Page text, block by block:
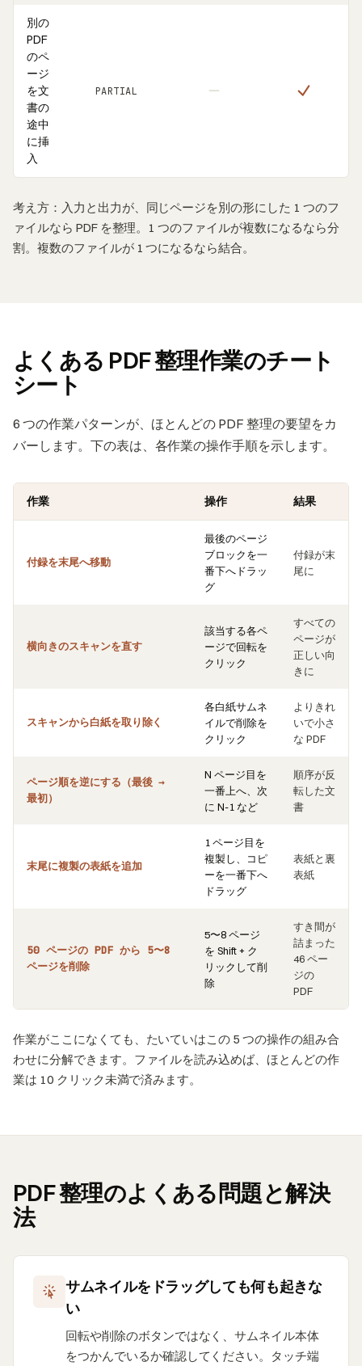
別の
PDF
のペ
ージ
を文
書の
途中
に挿
入
PARTIAL
考え方：入力と出力が、同じページを別の形にした 1 つのフ
ァイルなら PDF を整理。1 つのファイルが複数になるなら分
割。複数のファイルが 1 つになるなら結合。
よくある PDF 整理作業のチート
シート
6 つの作業パターンが、ほとんどの PDF 整理の要望をカ
バーします。下の表は、各作業の操作手順を示します。
作業 操作 結果
付録を末尾へ移動
最後のページ
ブロックを一
番下へドラッ
グ
付録が末
尾に
横向きのスキャンを直す
該当する各ペ
ージで回転を
クリック
すべての
ページが
正しい向
きに
スキャンから白紙を取り除く
各白紙サムネ
イルで削除を
クリック
よりきれ
いで小さ
な PDF
ページ順を逆にする（最後 →
最初）
N ページ目を
一番上へ、次
に N-1 など
順序が反
転した文
書
末尾に複製の表紙を追加
1 ページ目を
複製し、コピ
ーを一番下へ
ドラッグ
表紙と裏
表紙
50 ページの PDF から 5〜8
ページを削除
5〜8 ページ
を Shift + ク
リックして削
除
すき間が
詰まった
46 ペー
ジの
PDF
作業がここになくても、たいていはこの 5 つの操作の組み合
わせに分解できます。ファイルを読み込めば、ほとんどの作
業は 10 クリック未満で済みます。
PDF 整理のよくある問題と解決
法
サムネイルをドラッグしても何も起きな
い
回転や削除のボタンではなく、サムネイル本体
をつかんでいるか確認してください。タッチ端